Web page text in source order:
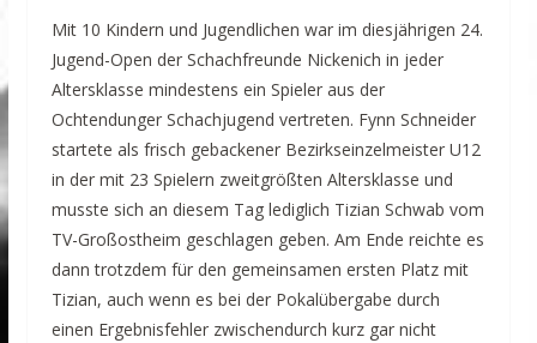
Mit 10 Kindern und Jugendlichen war im diesjährigen 24.
Jugend-Open der Schachfreunde Nickenich in jeder
Altersklasse mindestens ein Spieler aus der
Ochtendunger Schachjugend vertreten. Fynn Schneider
startete als frisch gebackener Bezirkseinzelmeister U12
in der mit 23 Spielern zweitgrößten Altersklasse und
musste sich an diesem Tag lediglich Tizian Schwab vom
TV-Großostheim geschlagen geben. Am Ende reichte es
dann trotzdem für den gemeinsamen ersten Platz mit
Tizian, auch wenn es bei der Pokalübergabe durch
einen Ergebnisfehler zwischendurch kurz gar nicht